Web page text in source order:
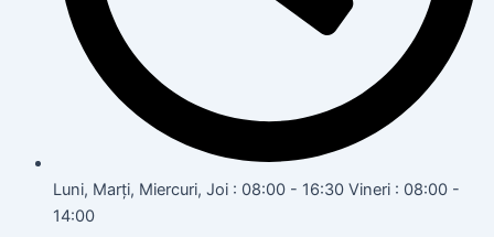
Luni, Marți, Miercuri, Joi : 08:00 - 16:30 Vineri : 08:00 -
14:00